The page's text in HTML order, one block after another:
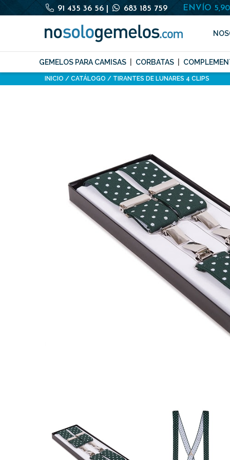
91 435 36 56 683 185 759 ENVÍO
GEMELOS PARA CAMISAS CORBATAS
INICIO CATÁLOGO TIRANTES DE LUNARES 4 CLIPS